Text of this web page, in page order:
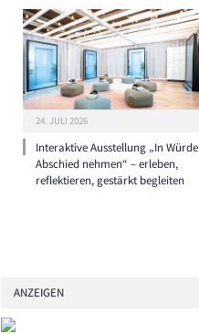
24. JULI 2026
Interaktive Ausstellung „In Würde
Abschied nehmen“ – erleben,
reflektieren, gestärkt begleiten
ANZEIGEN